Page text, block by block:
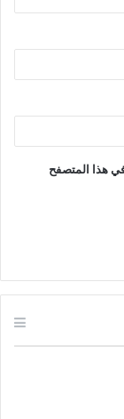
هذا المتصفح